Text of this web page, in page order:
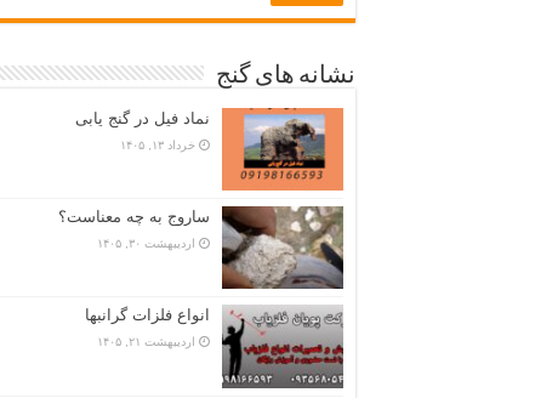
نشانه های گنج
نماد فیل در گنج یابی
خرداد ۱۳, ۱۴۰۵
ساروج به چه معناست؟
اردیبهشت ۳۰, ۱۴۰۵
انواع فلزات گرانبها
اردیبهشت ۲۱, ۱۴۰۵